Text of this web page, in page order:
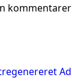
kommentarer